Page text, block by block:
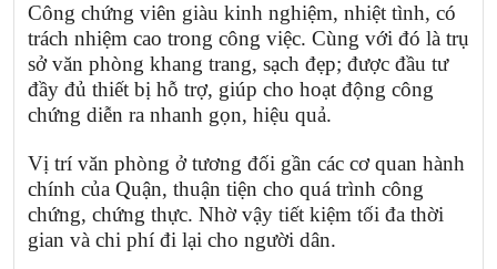
Công chứng viên giàu kinh nghiệm, nhiệt tình, có
trách nhiệm cao trong công việc. Cùng với đó là trụ
sở văn phòng khang trang, sạch đẹp; được đầu tư
đầy đủ thiết bị hỗ trợ, giúp cho hoạt động công
chứng diễn ra nhanh gọn, hiệu quả.
Vị trí văn phòng ở tương đối gần các cơ quan hành
chính của Quận, thuận tiện cho quá trình công
chứng, chứng thực. Nhờ vậy tiết kiệm tối đa thời
gian và chi phí đi lại cho người dân.